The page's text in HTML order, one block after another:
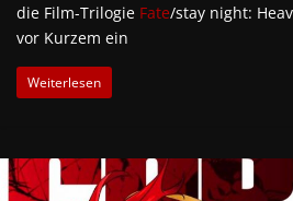
die Film-Trilogie Fate/stay night:
vor Kurzem ein
Weiterlesen